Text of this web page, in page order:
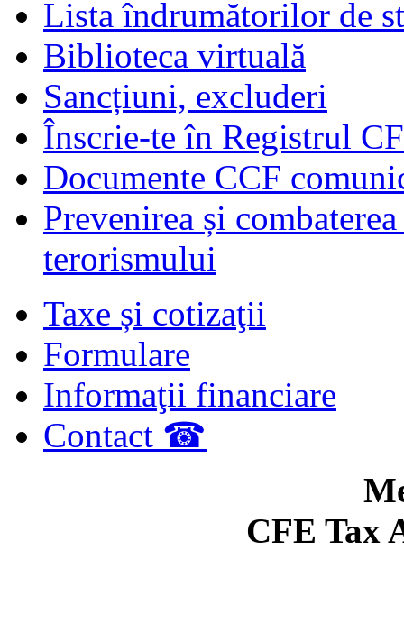
Lista îndrumătorilor de
Biblioteca virtuală
Sancțiuni, excluderi
Înscrie-te în Registrul
Documente CCF
Prevenirea și
terorismului
Taxe și cotizaţii
Formulare
Informaţii financiare
Contact ☎
CFE Tax